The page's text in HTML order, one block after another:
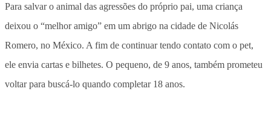
Para salvar o animal das agressões do próprio pai, uma criança
deixou o “melhor amigo” em um abrigo na cidade de Nicolás
Romero, no México. A fim de continuar tendo contato com o pet,
ele envia cartas e bilhetes. O pequeno, de 9 anos, também prometeu
voltar para buscá-lo quando completar 18 anos.